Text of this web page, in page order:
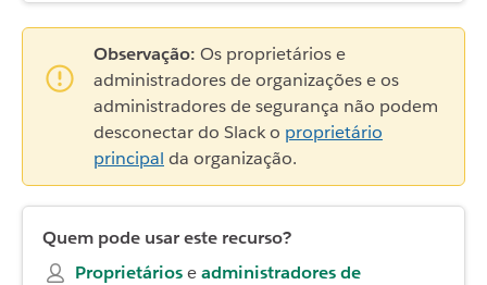
Observação: Os proprietários e
administradores de organizações e os
administradores de segurança não podem
desconectar do Slack o proprietário
principal da organização.
Quem pode usar este recurso?
Proprietárioseadministradores de